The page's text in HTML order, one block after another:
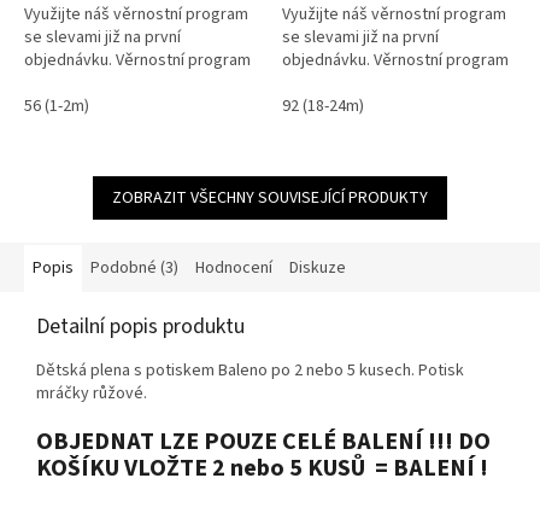
Využijte náš věrnostní program
se slevami již na první
objednávku. Věrnostní program
56 (1-2m)
Využijte náš věrnostní program
se slevami již na první
objednávku. Věrnostní program
92 (18-24m)
ZOBRAZIT VŠECHNY SOUVISEJÍCÍ PRODUKTY
Popis Podobné (3) Hodnocení Diskuze
Detailní popis produktu
Dětská plena s potiskem Baleno po 2 nebo 5 kusech. Potisk
mráčky růžové.
OBJEDNAT LZE POUZE CELÉ BALENÍ !!! DO
KOŠÍKU VLOŽTE 2 nebo 5 KUSŮ = BALENÍ !